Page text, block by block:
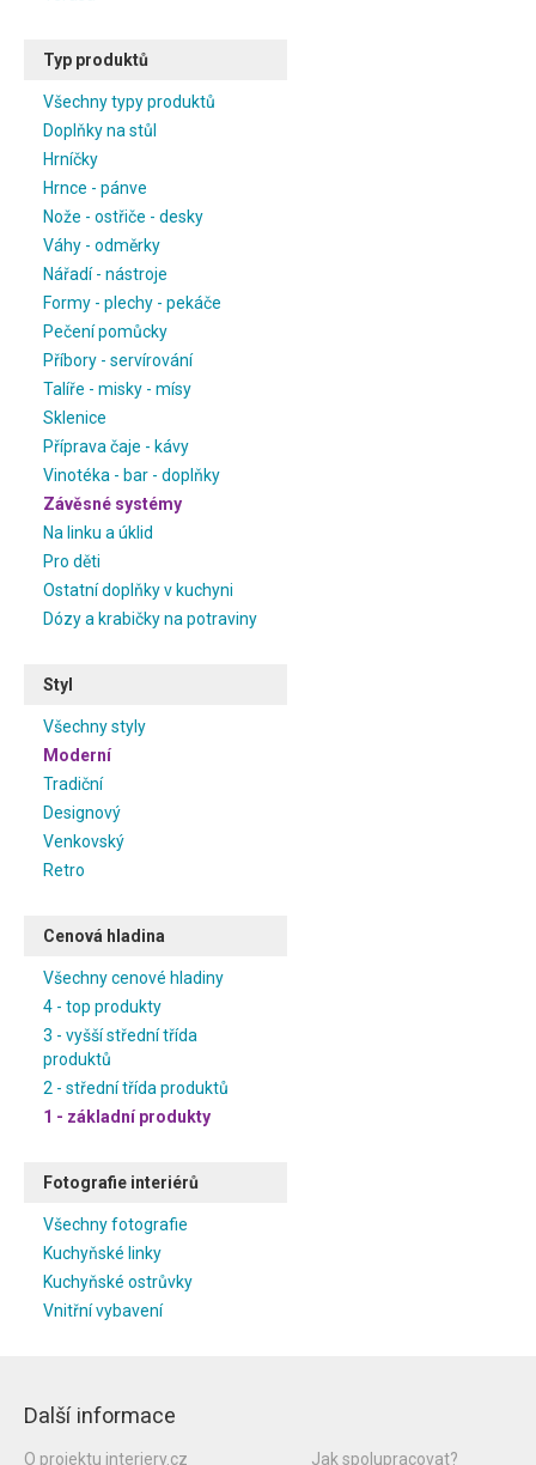
Typ produktů
Všechny typy produktů
Doplňky na stůl
Hrníčky
Hrnce - pánve
Nože - ostřiče - desky
Váhy - odměrky
Nářadí - nástroje
Formy - plechy - pekáče
Pečení pomůcky
Příbory - servírování
Talíře - misky - mísy
Sklenice
Příprava čaje - kávy
Vinotéka - bar - doplňky
Závěsné systémy
Na linku a úklid
Pro děti
Ostatní doplňky v kuchyni
Dózy a krabičky na potraviny
Styl
Všechny styly
Moderní
Tradiční
Designový
Venkovský
Retro
Cenová hladina
Všechny cenové hladiny
4 - top produkty
3 - vyšší střední třída
produktů
2 - střední třída produktů
1 - základní produkty
Fotografie interiérů
Všechny fotografie
Kuchyňské linky
Kuchyňské ostrůvky
Vnitřní vybavení
Další informace
O projektu interiery.cz Jak spolupracovat?